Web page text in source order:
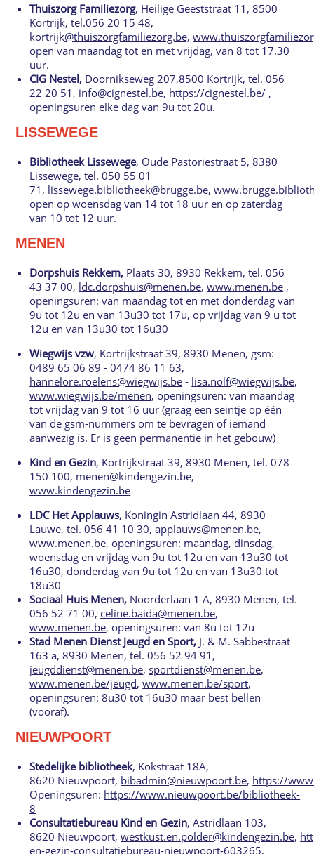
Thuiszorg Familiezorg, Heilige Geeststraat 11, 8500
Kortrijk, tel.056 20 15 48,
kortrijk@thuiszorgfamiliezorg.be,
open van maandag tot en met vrijdag, van 8 tot 17.30
uur.
CIG Nestel, Doornikseweg 207,8500 Kortrijk, tel. 056
22 20 51, info@cignestel.be, https://cignestel.be/ ,
openingsuren elke dag van 9u tot 20u.
LISSEWEGE
Bibliotheek Lissewege, Oude Pastoriestraat 5, 8380
Lissewege, tel. 050 55 01
71, lissewege.bibliotheek@brugge.be,
open op woensdag van 14 tot 18 uur en op zaterdag
van 10 tot 12 uur.
MENEN
Dorpshuis Rekkem, Plaats 30, 8930 Rekkem, tel. 056
43 37 00, ldc.dorpshuis@menen.be,www.menen.be ,
openingsuren: van maandag tot en met donderdag van
9u tot 12u en van 13u30 tot 17u, op vrijdag van 9 u tot
12u en van 13u30 tot 16u30
Wiegwijs vzw, Kortrijkstraat 39, 8930 Menen, gsm:
0489 65 06 89 - 0474 86 11 63,
hannelore.roelens@wiegwijs.be - lisa.nolf@wiegwijs.be,
www.wiegwijs.be/menen, openingsuren: van maandag
tot vrijdag van 9 tot 16 uur (graag een seintje op één
van de gsm-nummers om te bevragen of iemand
aanwezig is. Er is geen permanentie in het gebouw)
Kind en Gezin, Kortrijkstraat 39, 8930 Menen, tel. 078
150 100, menen@kindengezin.be,
www.kindengezin.be
LDC Het Applauws, Koningin Astridlaan 44, 8930
Lauwe, tel. 056 41 10 30,applauws@menen.be,
www.menen.be, openingsuren: maandag, dinsdag,
woensdag en vrijdag van 9u tot 12u en van 13u30 tot
16u30, donderdag van 9u tot 12u en van 13u30 tot
18u30
Sociaal Huis Menen, Noorderlaan 1 A, 8930 Menen, tel.
056 52 71 00, celine.baida@menen.be,
www.menen.be, openingsuren: van 8u tot 12u
Stad Menen Dienst Jeugd en Sport, J. & M. Sabbestraat
163 a, 8930 Menen, tel. 056 52 94 91,
jeugddienst@menen.be, sportdienst@menen.be,
www.menen.be/jeugd,www.menen.be/sport,
openingsuren: 8u30 tot 16u30 maar best bellen
(vooraf).
NIEUWPOORT
Stedelijke bibliotheek, Kokstraat 18A,
8620 Nieuwpoort, bibadmin@nieuwpoort.be, https://
Openingsuren: https://www.nieuwpoort.be/bibliotheek-
8
Consultatiebureau Kind en Gezin, Astridlaan 103,
8620 Nieuwpoort,westkust.en.polder@kindengezin.be,
en-gezin-consultatiebureau-nieuwpoort-603265,